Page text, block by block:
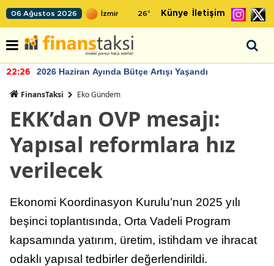
06 Ağustos 2026 26° Künye İletişim
22:26 2026 Haziran Ayında Bütçe Artışı Yaşandı
FinansTaksi Eko Gündem
EKK’dan OVP mesajı:
Yapısal reformlara hız
verilecek
Ekonomi Koordinasyon Kurulu’nun 2025 yılı
beşinci toplantısında, Orta Vadeli Program
kapsamında yatırım, üretim, istihdam ve ihracat
odaklı yapısal tedbirler değerlendirildi.